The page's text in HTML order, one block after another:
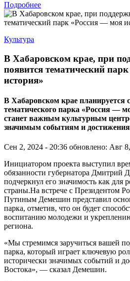
Подробнее
Культура
В Хабаровском крае, при
появится тематический
история»
В Хабаровском крае планируется
тематического парка «Россия —
станет важным культурным
значимым событиям и
Сен 2, 2024 - 20:36 обновлено: Авг
Инициатором проекта выступил
обязанности губернатора Дмитрий
подчеркнул его значимость как для
страны.На встрече с Президентом
Путиным Демешин представил
парка, отметив, что он будет
воспитанию молодежи и
региона.
«Мы стремимся заручиться вашей
парка, который играет ключевую
исторически значимых событий и
Востока», — сказал Демешин.